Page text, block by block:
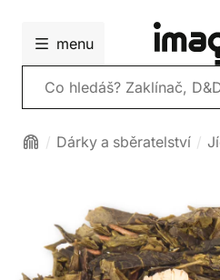
menu
Vyhledávání
Dárky a sběratelství